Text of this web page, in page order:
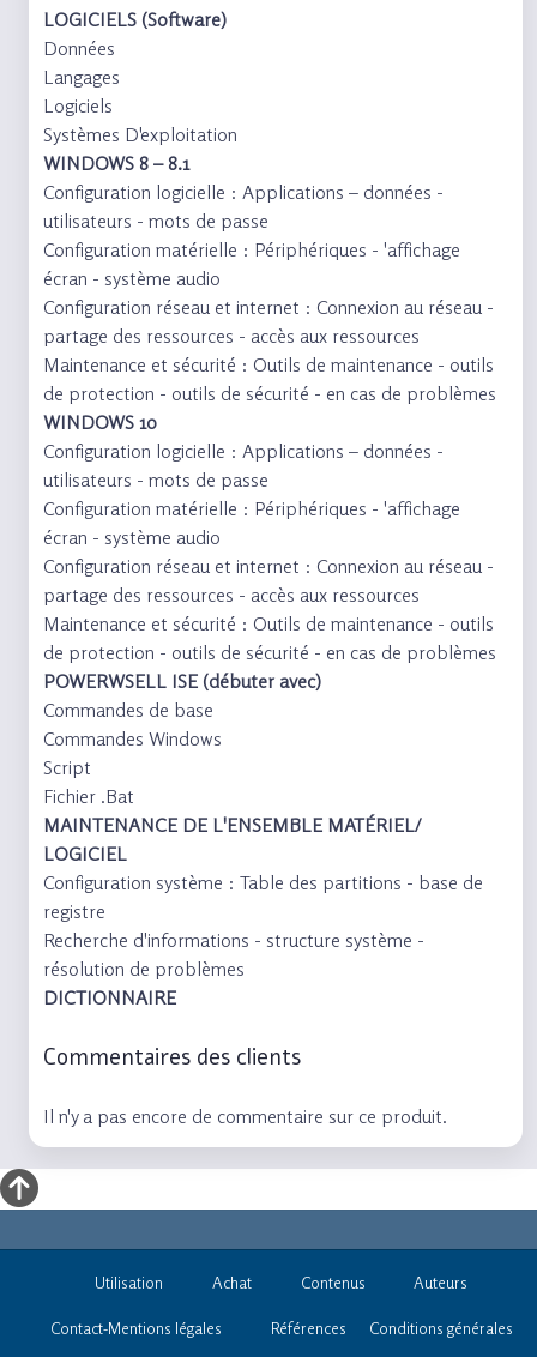
LOGICIELS (Software)
Données
Langages
Logiciels
Systèmes D'exploitation
WINDOWS 8 – 8.1
Configuration logicielle : Applications – données -
utilisateurs - mots de passe
Configuration matérielle : Périphériques - 'affichage
écran - système audio
Configuration réseau et internet : Connexion au réseau -
partage des ressources - accès aux ressources
Maintenance et sécurité : Outils de maintenance - outils
de protection - outils de sécurité - en cas de problèmes
WINDOWS 10
Configuration logicielle : Applications – données -
utilisateurs - mots de passe
Configuration matérielle : Périphériques - 'affichage
écran - système audio
Configuration réseau et internet : Connexion au réseau -
partage des ressources - accès aux ressources
Maintenance et sécurité : Outils de maintenance - outils
de protection - outils de sécurité - en cas de problèmes
POWERWSELL ISE (débuter avec)
Commandes de base
Commandes Windows
Script
Fichier .Bat
MAINTENANCE DE L'ENSEMBLE MATÉRIEL/
LOGICIEL
Configuration système : Table des partitions - base de
registre
Recherche d'informations - structure système -
résolution de problèmes
DICTIONNAIRE
Commentaires des clients
Il n'y a pas encore de commentaire sur ce produit.
Utilisation Achat Contenus Auteurs
Contact-Mentions légales Références Conditions générales